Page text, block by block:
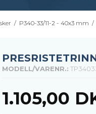
GRP
GRP
/ P340-33/11-2 - 40x3 mm /
MODELL/VARENR.:
1.105,00